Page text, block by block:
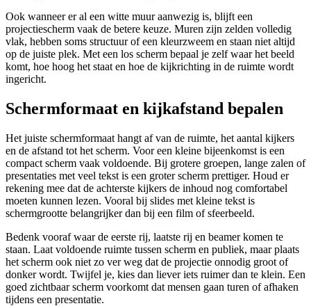
Ook wanneer er al een witte muur aanwezig is, blijft een
projectiescherm vaak de betere keuze. Muren zijn zelden volledig
vlak, hebben soms structuur of een kleurzweem en staan niet altijd
op de juiste plek. Met een los scherm bepaal je zelf waar het beeld
komt, hoe hoog het staat en hoe de kijkrichting in de ruimte wordt
ingericht.
Schermformaat en kijkafstand bepalen
Het juiste schermformaat hangt af van de ruimte, het aantal kijkers
en de afstand tot het scherm. Voor een kleine bijeenkomst is een
compact scherm vaak voldoende. Bij grotere groepen, lange zalen of
presentaties met veel tekst is een groter scherm prettiger. Houd er
rekening mee dat de achterste kijkers de inhoud nog comfortabel
moeten kunnen lezen. Vooral bij slides met kleine tekst is
schermgrootte belangrijker dan bij een film of sfeerbeeld.
Bedenk vooraf waar de eerste rij, laatste rij en beamer komen te
staan. Laat voldoende ruimte tussen scherm en publiek, maar plaats
het scherm ook niet zo ver weg dat de projectie onnodig groot of
donker wordt. Twijfel je, kies dan liever iets ruimer dan te klein. Een
goed zichtbaar scherm voorkomt dat mensen gaan turen of afhaken
tijdens een presentatie.